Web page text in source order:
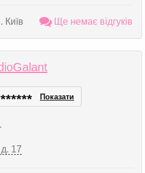
Київ Ще немає відгуків
****** Показати
17